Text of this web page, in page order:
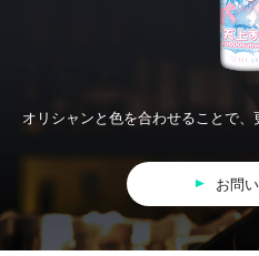
オリシャンと色を合わせることで、
お問